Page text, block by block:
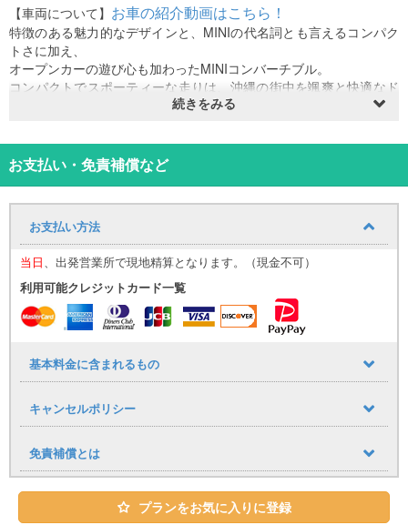
【車両について】 お車の紹介動画はこちら！
特徴のある魅力的なデザインと、MINIの代名詞とも言えるコンパク
トさに加え、
オープンカーの遊び心も加わったMINIコンバーチブル。
コンパクトでスポーティーな走りは、沖縄の街中を颯爽と快適なド
くれる最適な車です。
※色の指定はできかねますのでご了承ください。
⸻
那覇空港までの送迎サービスを追加料金なしでご利用いただけま
■ 運行時間
9:30〜17:30（1時間おきに運行）
到着時間に応じて、最寄りの送迎便にてご案内いたします。
（例：９：００までに那覇空港に到着→９：３０発の送迎便）
下さい。
■ 乗車場所
⸻
当日のご案内は公式LINEを使用いたします。
・LINE ID：@661gpual
・LINEリンク：https://lin.ee/lcfZd4o
公式LINE登録の際に下記情報をメッセージでお送りください。
続きをみる
お支払い・免責補償など
お支払い方法
当日
、出発営業所で現地精算となります。（現金不可）
利用可能クレジットカード一覧
基本料金に含まれるもの
キャンセルポリシー
免責補償とは
プランをお気に入りに登録